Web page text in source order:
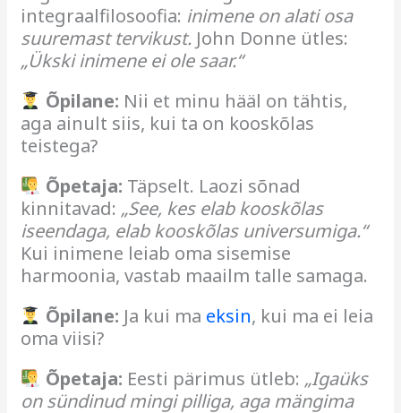
integraalfilosoofia: inimene on alati osa
suuremast tervikust. John Donne ütles:
„Ükski inimene ei ole saar.“
Õpilane: Nii et minu hääl on tähtis,
aga ainult siis, kui ta on kooskõlas
teistega?
Õpetaja: Täpselt. Laozi sõnad
kinnitavad: „See, kes elab kooskõlas
iseendaga, elab kooskõlas universumiga.“
Kui inimene leiab oma sisemise
harmoonia, vastab maailm talle samaga.
Õpilane: Ja kui ma eksin, kui ma ei leia
oma viisi?
Õpetaja: Eesti pärimus ütleb: „Igaüks
on sündinud mingi pilliga, aga mängima